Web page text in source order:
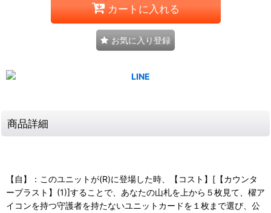
カートに入れる
お気に入り登録
商品詳細
【自】：このユニットが(R)に登場した時、【コスト】[【カウンタ
ーブラスト】(1)]することで、あなたの山札を上から５枚見て、櫂ア
イコンを持つ守護者を持たないユニットカードを１枚まで選び、公